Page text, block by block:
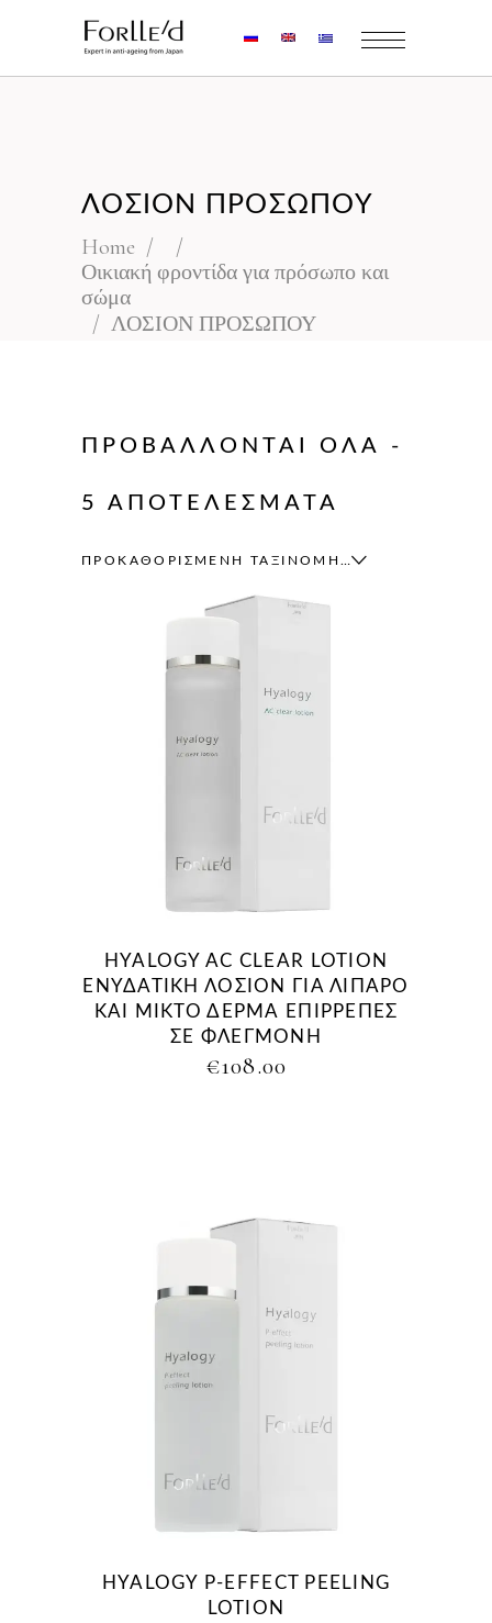
ΛΟΣΙΟΝ ΠΡΟΣΩΠΟΥ
Home /
/
Οικιακή φροντίδα για πρόσωπο και
σώμα
/ ΛΟΣΙΟΝ ΠΡΟΣΩΠΟΥ
ΠΡΟΒΆΛΛΟΝΤΑΙ ΌΛΑ -
5 ΑΠΟΤΕΛΈΣΜΑΤΑ
ΠΡΟΚΑΘΟΡΙΣΜΈΝΗ ΤΑΞΙΝΌΜΗΣΗ
HYALOGY AC CLEAR LOTION
ΕΝΥΔΑΤΙΚΗ ΛΟΣΙΟΝ ΓΙΑ ΛΙΠΑΡΟ
ΚΑΙ ΜΙΚΤΟ ΔΕΡΜΑ ΕΠΙΡΡΕΠΕΣ
ΣΕ ΦΛΕΓΜΟΝΗ
€108.00
HYALOGY P-EFFECT PEELING
LOTION